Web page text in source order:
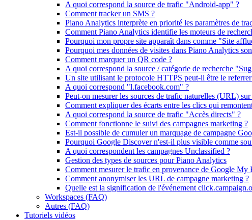
A quoi correspond la source de trafic "Android-app" ?
Comment tracker un SMS ?
Piano Analytics interprète en priorité les paramètres de
Comment Piano Analytics identifie les moteurs de
Pourquoi mon propre site apparaît dans comme "Site
Pourquoi mes données de visites dans Piano Analytics
Comment marquer un QR code ?
A quoi correspond la source / catégorie de recherche
Un site utilisant le protocole HTTPS peut-il être le
A quoi correspond "l.facebook.com" ?
Peut-on mesurer les sources de trafic naturelles (URL)
Comment expliquer des écarts entre les clics qui
A quoi correspond la source de trafic "Accès directs" ?
Comment fonctionne le suivi des campagnes marketing ?
Est-il possible de cumuler un marquage de campagne
Pourquoi Google Discover n'est-il plus visible comme
A quoi correspondent les campagnes Unclassified ?
Gestion des types de sources pour Piano Analytics
Comment mesurer le trafic en provenance de Google My
Comment anonymiser les URL de campagne marketing ?
Quelle est la signification de l'événement
Workspaces (FAQ)
Autres (FAQ)
Tutoriels vidéos